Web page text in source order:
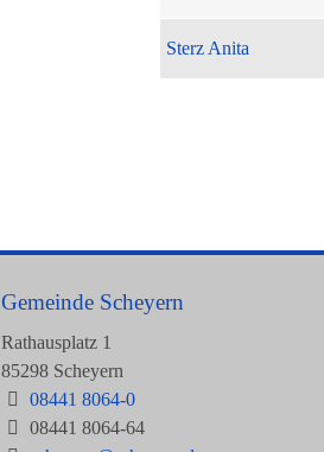
Sterz Anita
Gemeinde Scheyern
Rathausplatz 1
85298 Scheyern
08441 8064-0
08441 8064-64